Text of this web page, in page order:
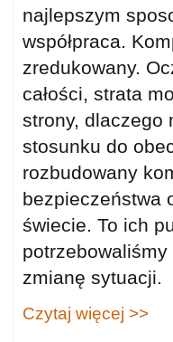
najlepszym
współpraca.
zredukowany.
całości, strata
strony, dlaczego
stosunku do
rozbudowany
bezpieczeństwa
świecie. To ich
potrzebowaliśmy
zmianę sytuacji.
Czytaj więcej >>